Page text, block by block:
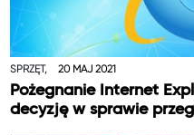
SPRZĘT, 20 MAJ 2021
Pożegnanie Internet
decyzję w sprawie